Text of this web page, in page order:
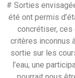
# Sorties
été ont permis
concrétiser,
critères inconnus
sortie sur les
l’eau, une